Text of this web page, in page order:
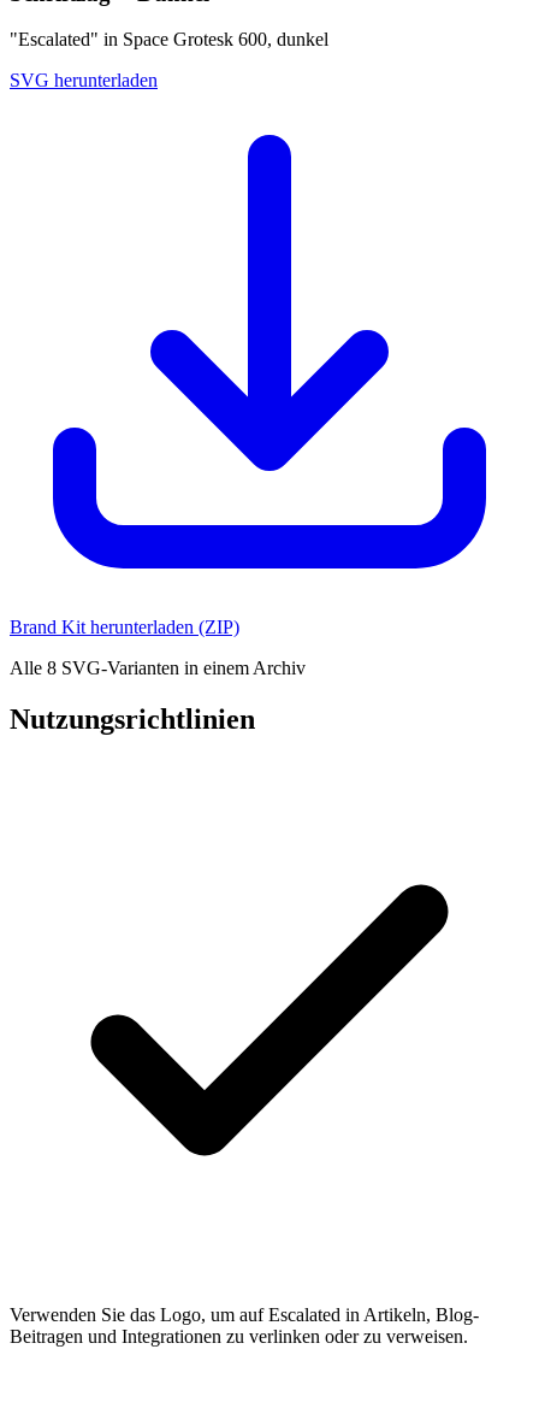
"Escalated" in Space Grotesk 600, dunkel
SVG herunterladen
Brand Kit herunterladen (ZIP)
Alle 8 SVG-Varianten in einem Archiv
Nutzungsrichtlinien
Verwenden Sie das Logo, um auf Escalated in Artikeln, Blog-
Beitragen und Integrationen zu verlinken oder zu verweisen.